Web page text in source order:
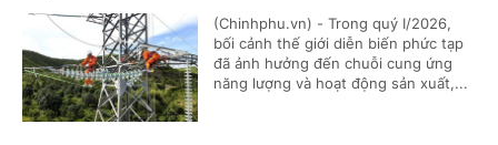
(Chinhphu.vn) - Trong quý I/2026,
bối cảnh thế giới diễn biến phức tạp
đã ảnh hưởng đến chuỗi cung ứng
năng lượng và hoạt động sản xuất,...